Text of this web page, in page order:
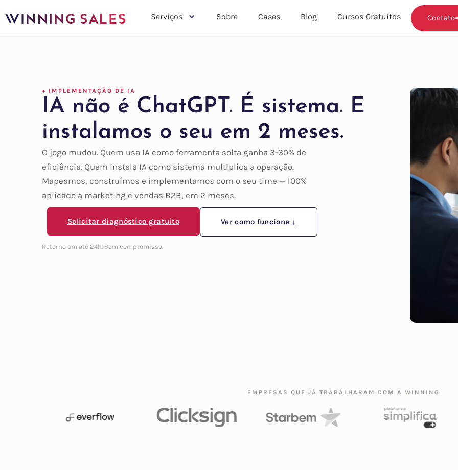
Serviços Sobre Cases Blog Cursos Gratuitos Contato
+ IMPLEMENTAÇÃO DE IA
IA não é ChatGPT. É sistema. E
instalamos o seu em 2 meses.
O jogo mudou. Quem usa IA como ferramenta solta ganha 3-30% de
eficiência. Quem instala IA como sistema multiplica a operação.
Mapeamos, construímos e implementamos com o seu time — 100%
aplicado a marketing e vendas B2B, em 2 meses.
Solicitar diagnóstico gratuito Ver como funciona ↓
Retorno em até 24h. Sem compromisso.
EMPRESAS QUE JÁ TRABALHARAM COM A WINNING